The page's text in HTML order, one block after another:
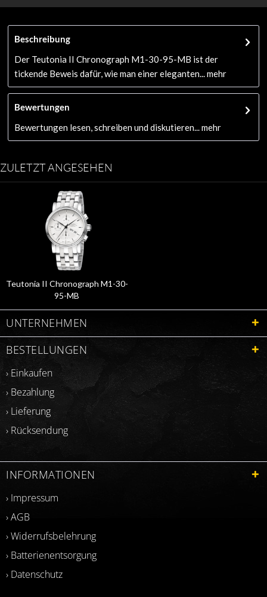
Beschreibung
Der Teutonia II Chronograph M1-30-95-MB ist der
tickende Beweis dafür, wie man einer eleganten...
mehr
Bewertungen
Bewertungen lesen, schreiben und diskutieren...
mehr
ZULETZT ANGESEHEN
Teutonia II Chronograph M1-30-
95-MB
UNTERNEHMEN
BESTELLUNGEN
› Einkaufen
› Bezahlung
› Lieferung
› Rücksendung
INFORMATIONEN
› Impressum
› AGB
› Widerrufsbelehrung
› Batterienentsorgung
› Datenschutz